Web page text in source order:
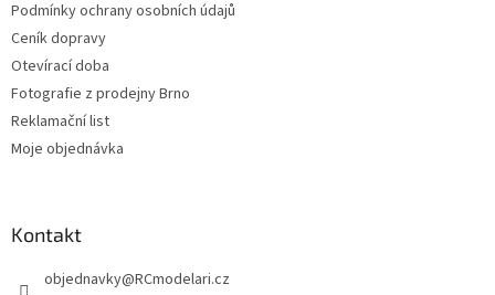
Podmínky ochrany osobních údajů
Ceník dopravy
Otevírací doba
Fotografie z prodejny Brno
Reklamační list
Moje objednávka
Kontakt
objednavky@RCmodelari.cz